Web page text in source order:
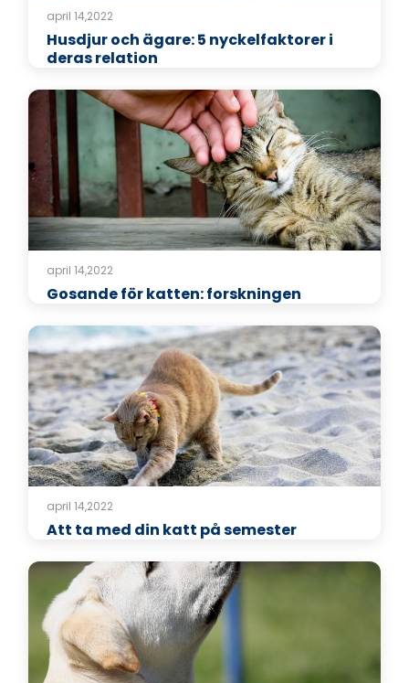
april 14,2022
Husdjur och ägare: 5 nyckelfaktorer i
deras relation
april 14,2022
Gosande för katten: forskningen
april 14,2022
Att ta med din katt på semester